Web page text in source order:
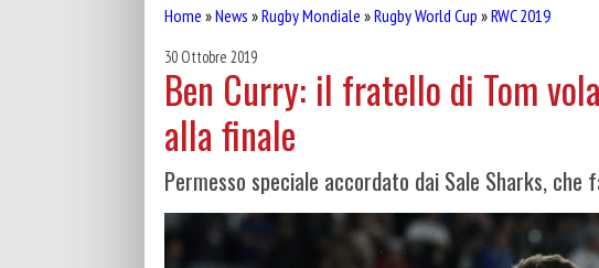
Home »News »Rugby Mondiale »Rugby World Cup »RWC 2019
30 Ottobre 2019
Ben Curry: il fratello di Tom
alla finale
Permesso speciale accordato dai Sale Sharks,